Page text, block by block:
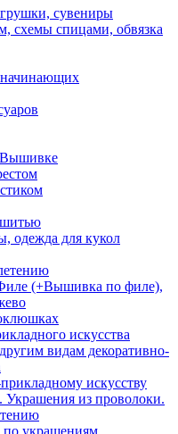
сувениры
схемы спицами, обвязка
начинающих
одежда для кукол
(+Вышивка по филе),
искусства
видам декоративно-
искусству
из проволоки.
по украшениям